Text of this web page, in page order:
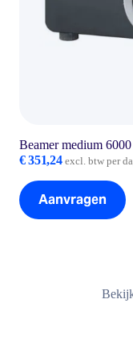
Beamer medium
€351,24 excl. btw per
Aanvragen